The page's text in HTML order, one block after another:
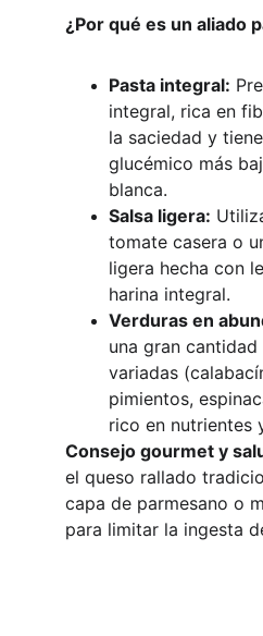
¿Por qué es un aliado
Pasta integral:
integral, rica en
la saciedad y
glucémico más
blanca.
Salsa ligera:
tomate casera o
ligera hecha con
harina integral.
Verduras en
una gran
variadas
pimientos,
rico en nutrientes
Consejo gourmet y
el queso rallado
capa de parmesano o
para limitar la ingesta